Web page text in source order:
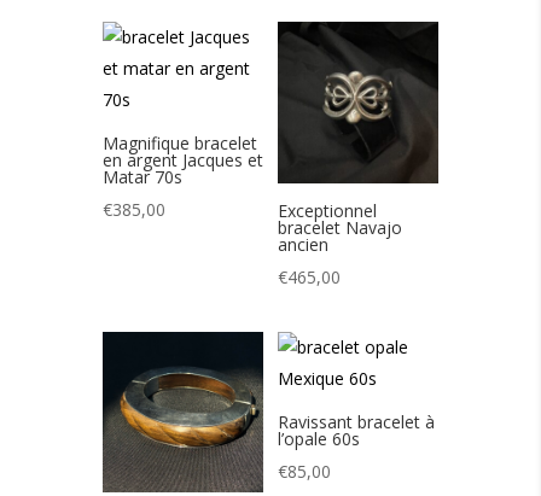
Magnifique bracelet
en argent Jacques et
Matar 70s
€385,00 Exceptionnel
bracelet Navajo
ancien
€465,00
Ravissant bracelet à
l’opale 60s
€85,00